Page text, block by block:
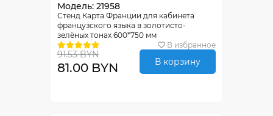
Модель: 21958
Стенд Карта Франции для кабинета
французского языка в золотисто-
зелёных тонах 600*750 мм
В избранное
91.53 BYN
81.00 BYN В корзину